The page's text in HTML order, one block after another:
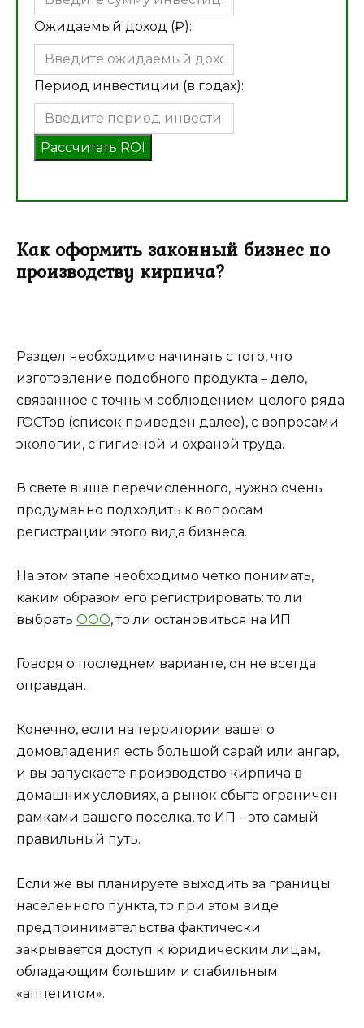
Ожидаемый доход (₽):
Период инвестиции (в годах):
Рассчитать ROI
Как оформить законный бизнес по
производству кирпича?
Раздел необходимо начинать с того, что
изготовление подобного продукта – дело,
связанное с точным соблюдением целого ряда
ГОСТов (список приведен далее), с вопросами
экологии, с гигиеной и охраной труда.
В свете выше перечисленного, нужно очень
продуманно подходить к вопросам
регистрации этого вида бизнеса.
На этом этапе необходимо четко понимать,
каким образом его регистрировать: то ли
выбрать ООО, то ли остановиться на ИП.
Говоря о последнем варианте, он не всегда
оправдан.
Конечно, если на территории вашего
домовладения есть большой сарай или ангар,
и вы запускаете производство кирпича в
домашних условиях, а рынок сбыта ограничен
рамками вашего поселка, то ИП – это самый
правильный путь.
Если же вы планируете выходить за границы
населенного пункта, то при этом виде
предпринимательства фактически
закрывается доступ к юридическим лицам,
обладающим большим и стабильным
«аппетитом».